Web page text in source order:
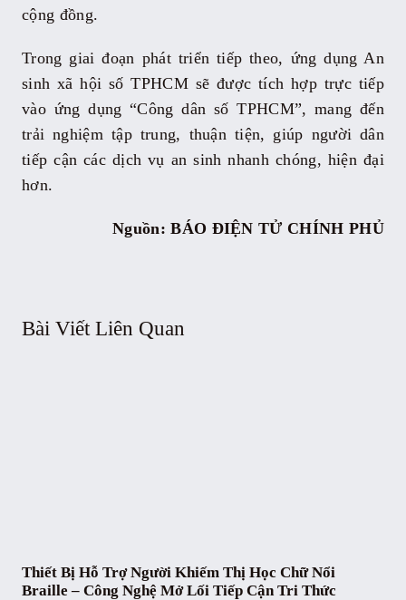
cộng đồng.
Trong giai đoạn phát triển tiếp theo, ứng dụng An
sinh xã hội số TPHCM sẽ được tích hợp trực tiếp
vào ứng dụng “Công dân số TPHCM”, mang đến
trải nghiệm tập trung, thuận tiện, giúp người dân
tiếp cận các dịch vụ an sinh nhanh chóng, hiện đại
hơn.
Nguồn: BÁO ĐIỆN TỬ CHÍNH PHỦ
Bài Viết Liên Quan
Thiết Bị Hỗ Trợ Người Khiếm Thị Học Chữ Nổi
Braille – Công Nghệ Mở Lối Tiếp Cận Tri Thức